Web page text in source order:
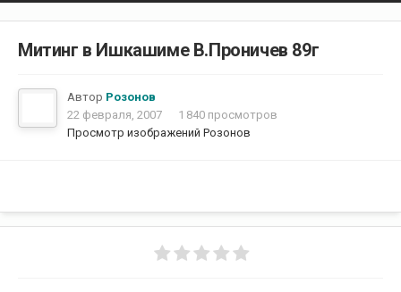
Митинг в Ишкашиме В.Проничев 89г
Автор Розонов
22 февраля, 2007
1 840 просмотров
Просмотр изображений Розонов